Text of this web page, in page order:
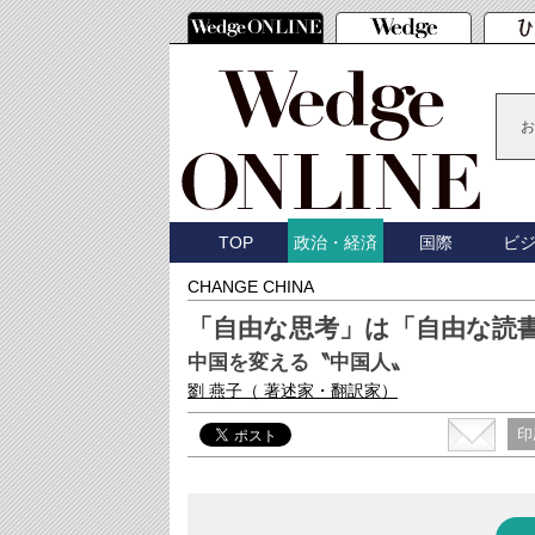
TOP 政治・経済 国際 ビ
CHANGE CHINA
「自由な思考」は「自由な
中国を変える〝中国人〟
劉 燕子 （ 著述家・翻訳家）